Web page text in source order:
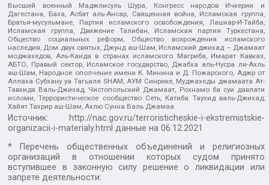
Высший военный Маджлисуль Шура, Конгресс народов Ичкерии и
Дагестана, База, Асбат аль-Ансар, Священная война, Исламская группа,
Братья-мусульмане, Партия исламского освобождения, Лашкар-И-Тайба,
Исламская группа, Движение Талибан, Исламская партия Туркестана,
Общество социальных реформ, Общество возрождения исламского
наследия, Дом двух святых, Джунд аш-Шам, Исламский джихад – Джамаат
моджахедов, Аль-Каида в странах исламского Магриба, Имарат Кавказ,
АБТО, Правый сектор, Исламское государство, Джабха аль-Нусра ли-Ахль
аш-Шам, Народное ополчение имени К. Минина и Д. Пожарского, Аджр от
Аллаха Субхану уа Тагьаля SHAM, АУМ Синрике, Муджахеды джамаата Ат-
Тавхида Валь-Джихад, Чистопольский Джамаат, Рохнамо ба суи давлати
исломи, Террористическое сообщество Сеть, Катиба Таухид валь-Джихад,
Хайят Тахрир аш-Шам, Ахлю Сунна Валь Джамаа
Источник:
http://nac.gov.ru/terroristicheskie-i-ekstremistskie-
organizacii-i-materialy.html данные на06.12.2021
* Перечень общественных объединений и религиозных
организаций в отношении которых судом принято
вступившее в законную силу решение о ликвидации или
запрете деятельности: